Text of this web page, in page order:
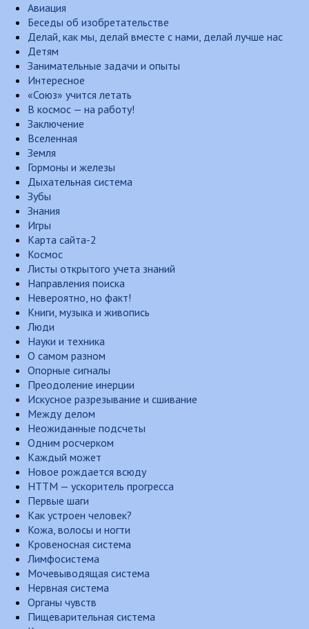
Авиация
Беседы об изобретательстве
Делай, как мы, делай вместе с нами, делай лучше нас
Детям
Занимательные задачи и опыты
Интересное
«Союз» учится летать
В космос — на работу!
Заключение
Вселенная
Земля
Гормоны и железы
Дыхательная система
Зубы
Знания
Игры
Карта сайта-2
Космос
Листы открытого учета знаний
Направления поиска
Невероятно, но факт!
Книги, музыка и живопись
Люди
Науки и техника
О самом разном
Опорные сигналы
Преодоление инерции
Искусное разрезывание и сшивание
Между делом
Неожиданные подсчеты
Одним росчерком
Каждый может
Новое рождается всюду
НТТМ — ускоритель прогресса
Первые шаги
Как устроен человек?
Кожа, волосы и ногти
Кровеносная система
Лимфосистема
Мочевыводящая система
Нервная система
Органы чувств
Пищеварительная система